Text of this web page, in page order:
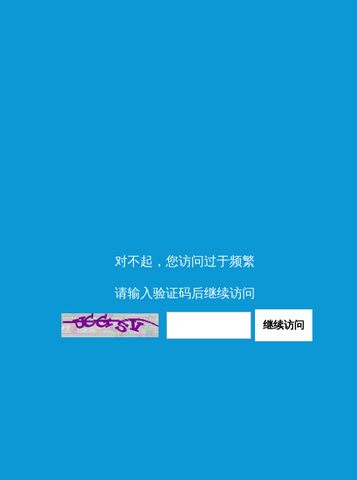
对不起，您访问过于频繁
请输入验证码后继续访问
继续访问